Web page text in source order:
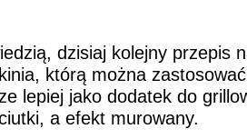
dzisiaj kolejny przepis
którą można
lepiej jako dodatek do
a efekt murowany.